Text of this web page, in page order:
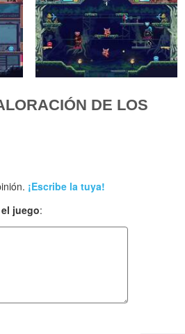
DE LOS
¡Escribe la tuya!
juego: